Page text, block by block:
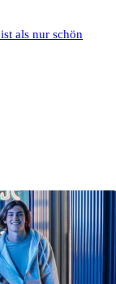
als nur schön